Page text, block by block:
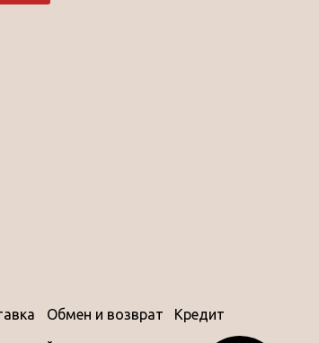
Обмен и возврат Кредит